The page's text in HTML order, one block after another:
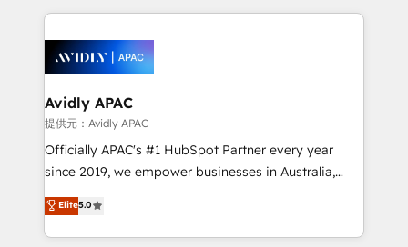
Retail execution, CPQ, customer portals and
HubSpot CMS developments. And we're champions
nerds who can harness HubSpot’s custom digital
experience. Working hand-in-hand with your team,
we’ll assemble a RevOps machine that drives more
traffic, generates better leads and crushes your
revenue goals. We've worked with thousands of
HubSpot customers and we'd love to work with you
too! Clients come to us for: Advanced CRM solutions
HubSpot Data System Migrations between systems
to HubSpot New lead generation strategies Time-
Avidly APAC
提供元：Avidly APAC
Officially APAC's #1 HubSpot Partner every year
since 2019, we empower businesses in Australia,
New Zealand, and globally to realise their full
potential through enterprise HubSpot CRM
implementation. And we deliver best practice across
Elite5.0